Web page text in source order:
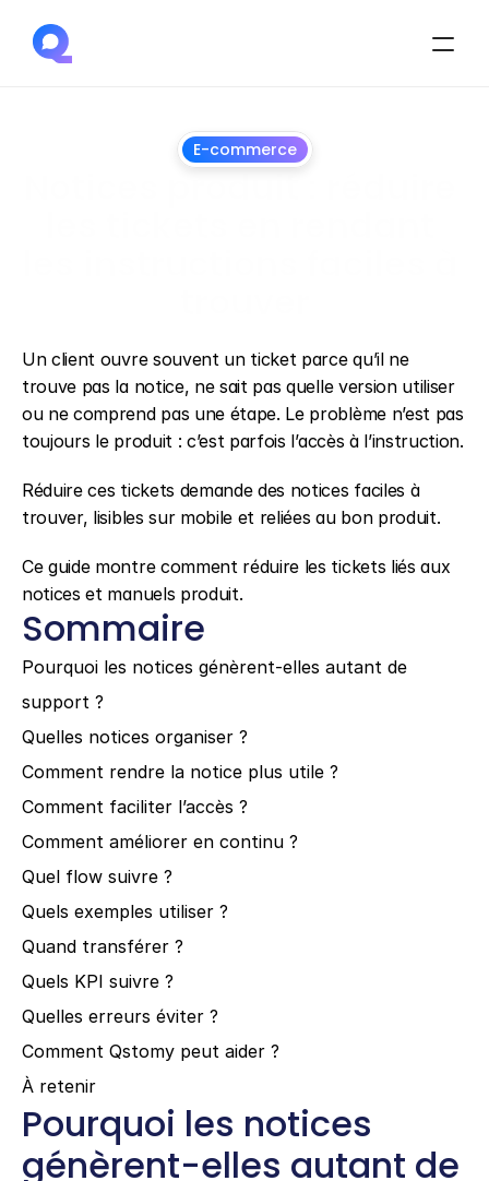
E-commerce
Un client ouvre souvent un ticket parce qu’il ne
trouve pas la notice, ne sait pas quelle version utiliser
ou ne comprend pas une étape. Le problème n’est pas
toujours le produit : c’est parfois l’accès à l’instruction.
Réduire ces tickets demande des notices faciles à
trouver, lisibles sur mobile et reliées au bon produit.
Ce guide montre comment réduire les tickets liés aux
notices et manuels produit.
Sommaire
Pourquoi les notices génèrent-elles autant de
support ?
Quelles notices organiser ?
Comment rendre la notice plus utile ?
Comment faciliter l’accès ?
Comment améliorer en continu ?
Quel flow suivre ?
Quels exemples utiliser ?
Quand transférer ?
Quels KPI suivre ?
Quelles erreurs éviter ?
Comment Qstomy peut aider ?
À retenir
Pourquoi les notices
génèrent-elles autant de